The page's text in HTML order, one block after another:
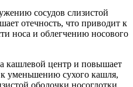
сосудов слизистой
отечность, что приводит к
носа и облегчению носового
кашлевой центр и повышает
уменьшению сухого кашля,
оболочки носоглотки